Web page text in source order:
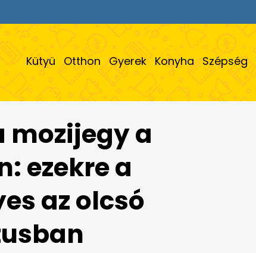
Kütyü Otthon Gyerek Konyha Szépség
mozijegy a
ezekre a
az olcsó